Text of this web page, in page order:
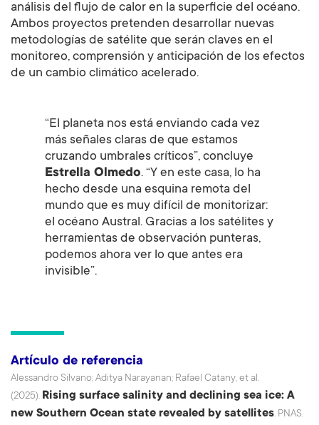
análisis del flujo de calor en la superficie del océano.
Ambos proyectos pretenden desarrollar nuevas
metodologías de satélite que serán claves en el
monitoreo, comprensión y anticipación de los efectos
de un cambio climático acelerado.
“El planeta nos está enviando cada vez
más señales claras de que estamos
cruzando umbrales críticos”, concluye
Estrella Olmedo. “Y en este casa, lo ha
hecho desde una esquina remota del
mundo que es muy difícil de monitorizar:
el océano Austral. Gracias a los satélites y
herramientas de observación punteras,
podemos ahora ver lo que antes era
invisible”.
Artículo de referencia
Alessandro Silvano; Aditya Narayanan; Rafael Catany, et al.
(2025). Rising surface salinity and declining sea ice: A
new Southern Ocean state revealed by satellites. PNAS.